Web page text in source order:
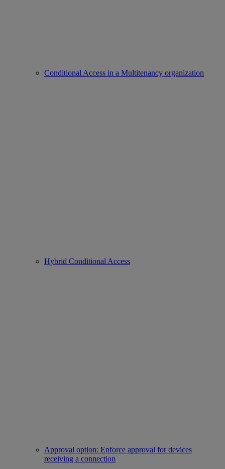
Conditional Access in a Multitenancy organization
Hybrid Conditional Access
Approval option: Enforce approval for devices
receiving a connection